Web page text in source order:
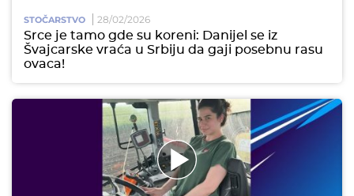
STOČARSTVO 28/02/2026
Srce je tamo gde su koreni: Danijel se iz
Švajcarske vraća u Srbiju da gaji posebnu rasu
ovaca!